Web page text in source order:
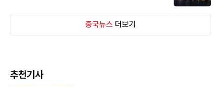
중국뉴스 더보기
추천기사